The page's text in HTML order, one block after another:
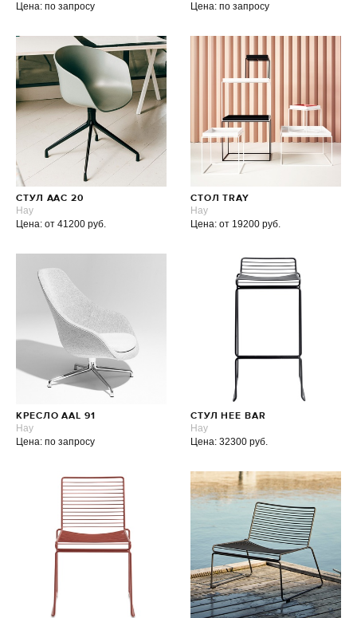
Цена: по запросу
Цена: по запросу
СТУЛ AAC 20
Hay
Цена: от 41200 руб.
СТОЛ TRAY
Hay
Цена: от 19200 руб.
КРЕСЛО AAL 91
Hay
Цена: по запросу
СТУЛ HEE BAR
Hay
Цена: 32300 руб.